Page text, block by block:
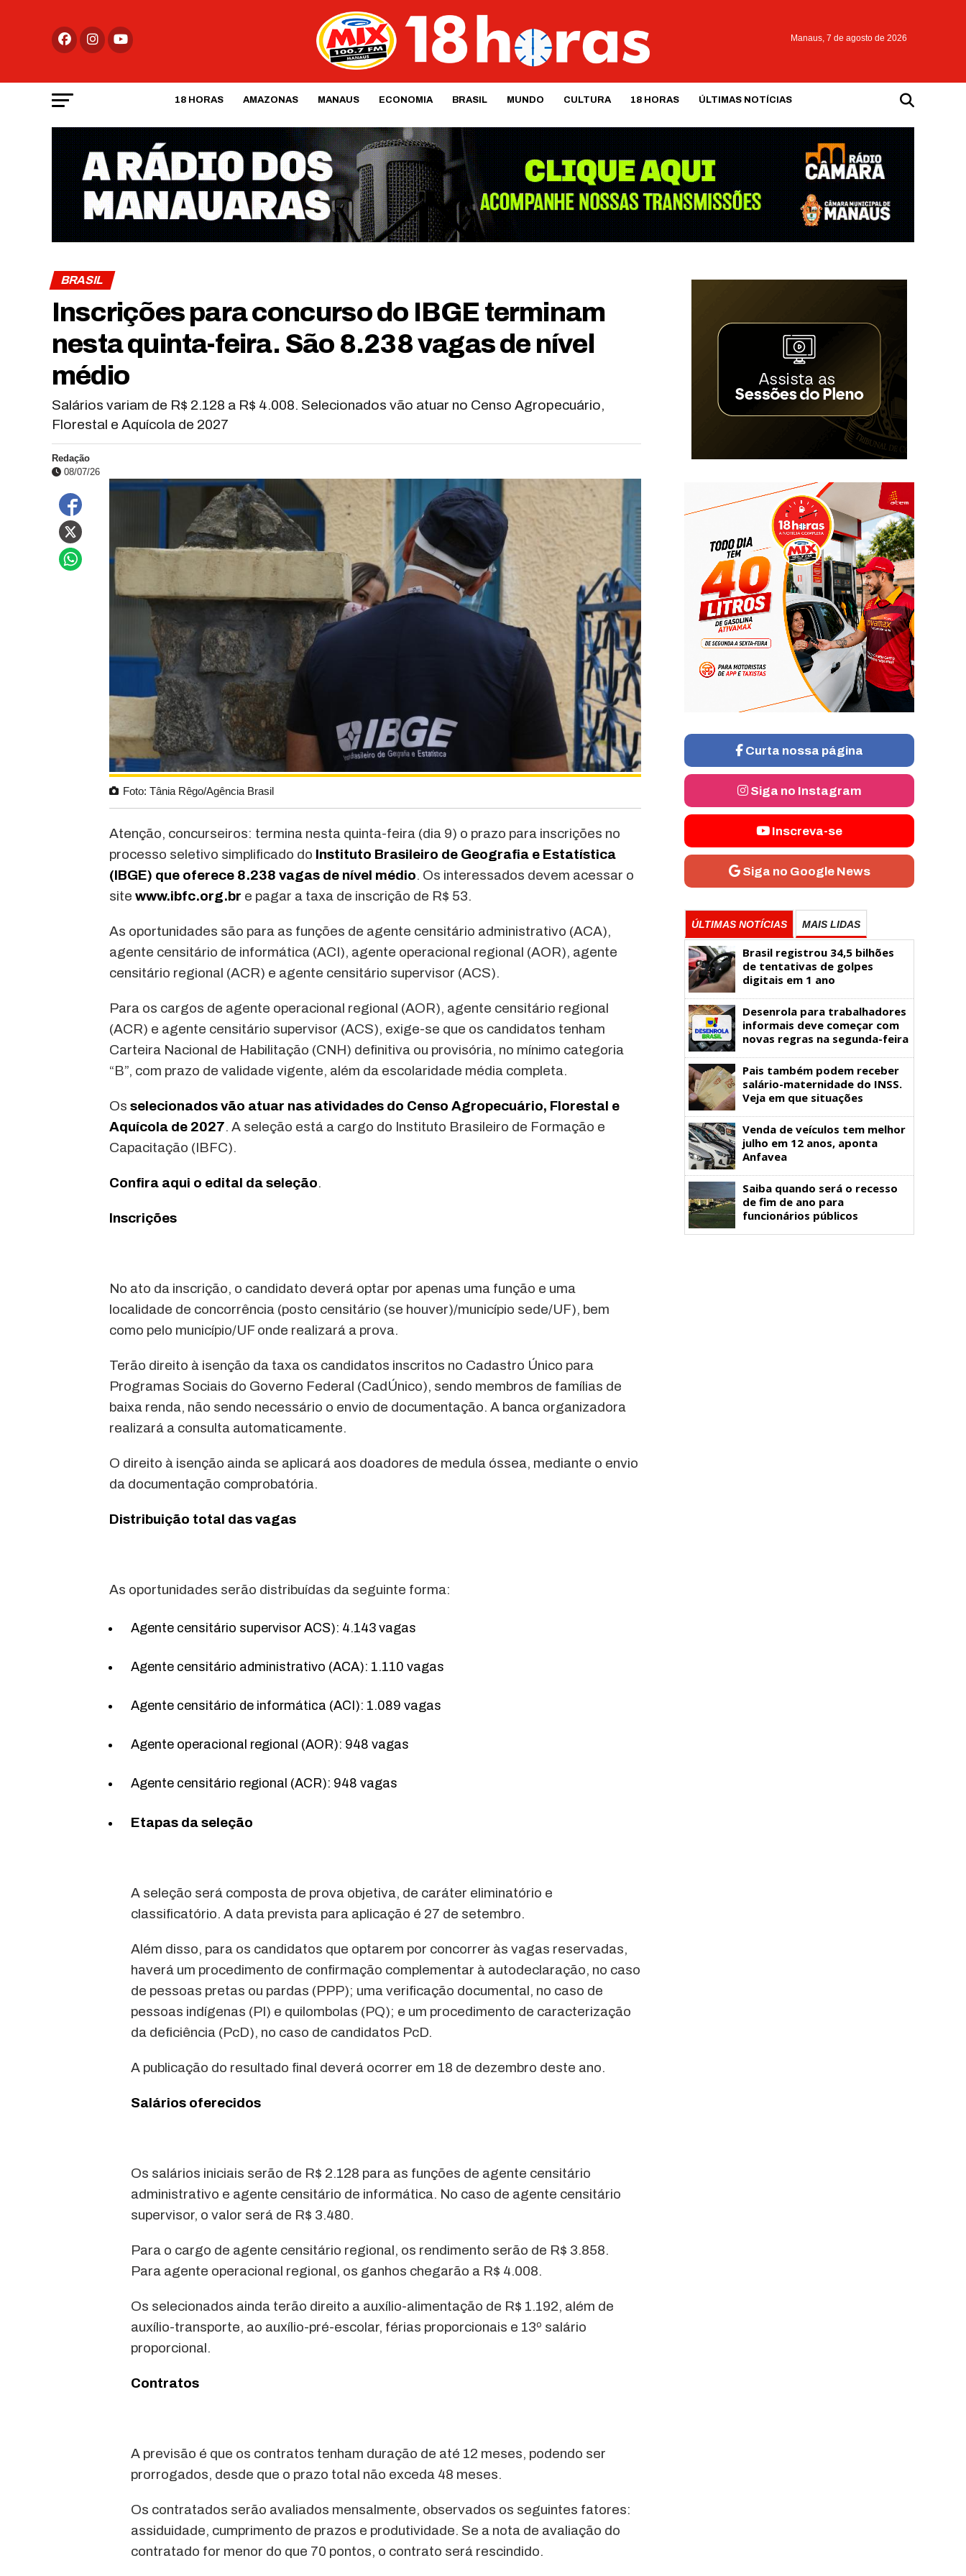
Manaus, 7 de agosto de 2026
18 HORAS AMAZONAS MANAUS ECONOMIA BRASIL MUNDO CULTURA 18 HORAS ÚLTIMAS NOTÍCIAS
BRASIL
Inscrições para concurso do IBGE terminam
nesta quinta-feira. São 8.238 vagas de nível
médio
Salários variam de R$ 2.128 a R$ 4.008. Selecionados vão atuar no Censo Agropecuário,
Florestal e Aquícola de 2027
Redação
08/07/26
Foto: Tânia Rêgo/Agência Brasil
Atenção, concurseiros: termina nesta quinta-feira (dia 9) o prazo para inscrições no
processo seletivo simplificado do Instituto Brasileiro de Geografia e Estatística
(IBGE) que oferece 8.238 vagas de nível médio. Os interessados devem acessar o
site www.ibfc.org.br e pagar a taxa de inscrição de R$ 53.
As oportunidades são para as funções de agente censitário administrativo (ACA),
agente censitário de informática (ACI), agente operacional regional (AOR), agente
censitário regional (ACR) e agente censitário supervisor (ACS).
Para os cargos de agente operacional regional (AOR), agente censitário regional
(ACR) e agente censitário supervisor (ACS), exige-se que os candidatos tenham
Carteira Nacional de Habilitação (CNH) definitiva ou provisória, no mínimo categoria
“B”, com prazo de validade vigente, além da escolaridade média completa.
Os selecionados vão atuar nas atividades do Censo Agropecuário, Florestal e
Aquícola de 2027. A seleção está a cargo do Instituto Brasileiro de Formação e
Capacitação (IBFC).
Confira aqui o edital da seleção.
Inscrições
No ato da inscrição, o candidato deverá optar por apenas uma função e uma
localidade de concorrência (posto censitário (se houver)/município sede/UF), bem
como pelo município/UF onde realizará a prova.
Terão direito à isenção da taxa os candidatos inscritos no Cadastro Único para
Programas Sociais do Governo Federal (CadÚnico), sendo membros de famílias de
baixa renda, não sendo necessário o envio de documentação. A banca organizadora
realizará a consulta automaticamente.
O direito à isenção ainda se aplicará aos doadores de medula óssea, mediante o envio
da documentação comprobatória.
Distribuição total das vagas
As oportunidades serão distribuídas da seguinte forma:
Agente censitário supervisor ACS): 4.143 vagas
Agente censitário administrativo (ACA): 1.110 vagas
Agente censitário de informática (ACI): 1.089 vagas
Agente operacional regional (AOR): 948 vagas
Agente censitário regional (ACR): 948 vagas
Etapas da seleção
A seleção será composta de prova objetiva, de caráter eliminatório e
classificatório. A data prevista para aplicação é 27 de setembro.
Além disso, para os candidatos que optarem por concorrer às vagas reservadas,
haverá um procedimento de confirmação complementar à autodeclaração, no caso
de pessoas pretas ou pardas (PPP); uma verificação documental, no caso de
pessoas indígenas (PI) e quilombolas (PQ); e um procedimento de caracterização
da deficiência (PcD), no caso de candidatos PcD.
A publicação do resultado final deverá ocorrer em 18 de dezembro deste ano.
Salários oferecidos
Os salários iniciais serão de R$ 2.128 para as funções de agente censitário
administrativo e agente censitário de informática. No caso de agente censitário
supervisor, o valor será de R$ 3.480.
Para o cargo de agente censitário regional, os rendimento serão de R$ 3.858.
Para agente operacional regional, os ganhos chegarão a R$ 4.008.
Os selecionados ainda terão direito a auxílio-alimentação de R$ 1.192, além de
auxílio-transporte, ao auxílio-pré-escolar, férias proporcionais e 13º salário
proporcional.
Contratos
A previsão é que os contratos tenham duração de até 12 meses, podendo ser
prorrogados, desde que o prazo total não exceda 48 meses.
Os contratados serão avaliados mensalmente, observados os seguintes fatores:
assiduidade, cumprimento de prazos e produtividade. Se a nota de avaliação do
contratado for menor do que 70 pontos, o contrato será rescindido.
Curta nossa página
Siga no Instagram
Inscreva-se
Siga no Google News
ÚLTIMAS NOTÍCIAS MAIS LIDAS
Brasil registrou 34,5 bilhões
de tentativas de golpes
digitais em 1 ano
Desenrola para trabalhadores
informais deve começar com
novas regras na segunda-feira
Pais também podem receber
salário-maternidade do INSS.
Veja em que situações
Venda de veículos tem melhor
julho em 12 anos, aponta
Anfavea
Saiba quando será o recesso
de fim de ano para
funcionários públicos